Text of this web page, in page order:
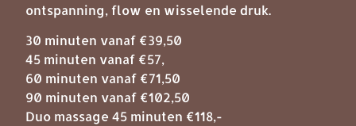
ontspanning, flow en wisselende druk.
30 minuten vanaf €39,50
45 minuten vanaf €57,
60 minuten vanaf €71,50
90 minuten vanaf €102,50
Duo massage 45 minuten €118,-